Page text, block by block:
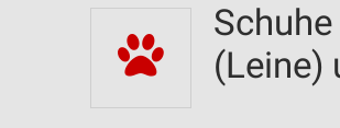
(Leine)